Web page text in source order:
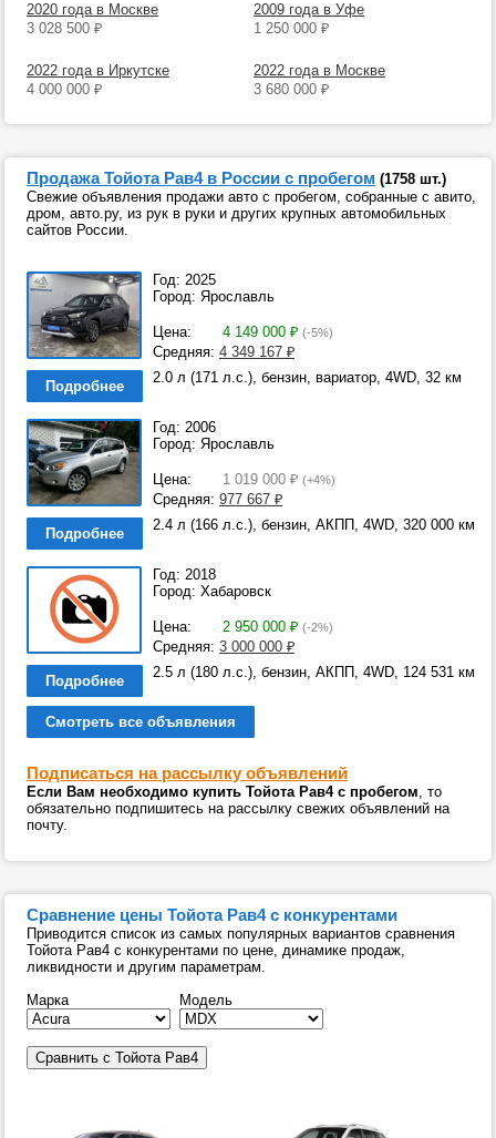
2020 года в Москве
3 028 500 ₽
2009 года в Уфе
1 250 000 ₽
2022 года в Иркутске
4 000 000 ₽
2022 года в Москве
3 680 000 ₽
Продажа Тойота Рав4 в России с пробегом (1758 шт.)
Свежие объявления продажи авто с пробегом, собранные с авито,
дром, авто.ру, из рук в руки и других крупных автомобильных
сайтов России.
Год: 2025
Город: Ярославль
Цена: 4 149 000 ₽ (-5%)
Средняя: 4 349 167 ₽
Подробнее
2.0 л (171 л.с.), бензин, вариатор, 4WD, 32 км
Год: 2006
Город: Ярославль
Цена: 1 019 000 ₽ (+4%)
Средняя: 977 667 ₽
Подробнее
2.4 л (166 л.с.), бензин, АКПП, 4WD, 320 000 км
Год: 2018
Город: Хабаровск
Цена: 2 950 000 ₽ (-2%)
Средняя: 3 000 000 ₽
Подробнее
2.5 л (180 л.с.), бензин, АКПП, 4WD, 124 531 км
Смотреть все объявления
Подписаться на рассылку объявлений
Если Вам необходимо купить Тойота Рав4 с пробегом, то
обязательно подпишитесь на рассылку свежих объявлений на
почту.
Сравнение цены Тойота Рав4 с конкурентами
Приводится список из самых популярных вариантов сравнения
Тойота Рав4 с конкурентами по цене, динамике продаж,
ликвидности и другим параметрам.
Марка
Модель